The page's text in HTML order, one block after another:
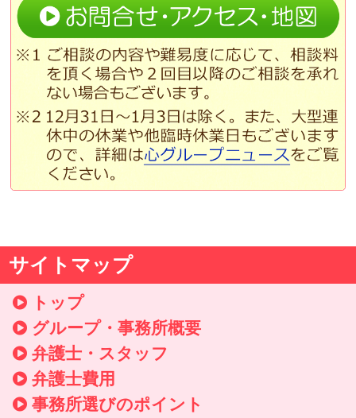
サイトマップ
トップ
グループ・事務所概要
弁護士・スタッフ
弁護士費用
事務所選びのポイント